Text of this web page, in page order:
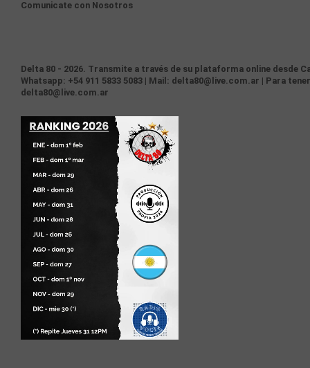
Comunicate con Nosotros
Delta 80 - 2026. Transmite a través de su plataforma online desde
Whatsapp: +54 911 5833 5083 | Mail: delta80@live.com.ar | Para
delta80@live.com.ar